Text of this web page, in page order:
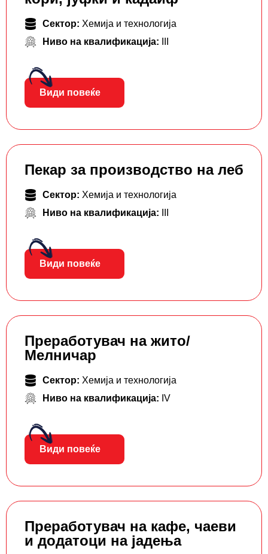
Сектор: Хемија и технологија
Ниво на квалификација:
Види повеќе
Пекар за производство на леб
Сектор: Хемија и технологија
Ниво на квалификација:
Види повеќе
Преработувач на жито/
Мелничар
Сектор: Хемија и технологија
Ниво на квалификација: IV
Види повеќе
Преработувач на кафе, чаеви
и додатоци на јадења